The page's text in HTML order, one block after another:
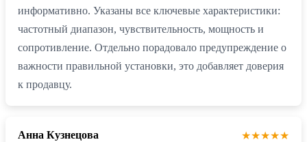
информативно. Указаны все ключевые характеристики:
частотный диапазон, чувствительность, мощность и
сопротивление. Отдельно порадовало предупреждение о
важности правильной установки, это добавляет доверия
к продавцу.
Анна Кузнецова
★★★★★